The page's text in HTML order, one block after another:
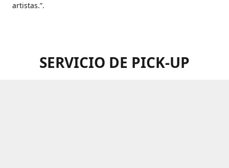
artistas.”.
SERVICIO DE PICK-UP